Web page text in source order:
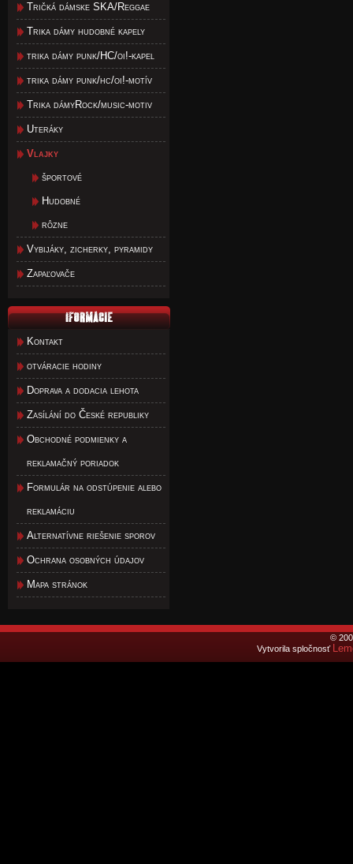
Tričká dámske SKA/Reggae
Trika dámy hudobné kapely
trika dámy punk/HC/oi!-kapel
trika dámy punk/hc/oi!-motív
Trika dámyRock/music-motiv
Uteráky
Vlajky
športové
Hudobné
rôzne
Vybijáky, zicherky, pyramidy
Zapaľovače
Kontakt
otváracie hodiny
Doprava a dodacia lehota
Zasílání do České republiky
Obchodné podmienky a
reklamačný poriadok
Formulár na odstúpenie alebo
reklamáciu
Alternatívne riešenie sporov
Ochrana osobných údajov
Mapa stránok
©
Vytvorila spločnosť